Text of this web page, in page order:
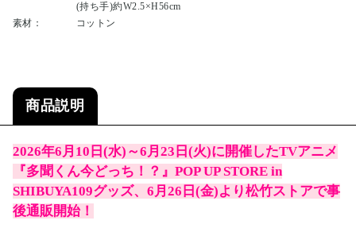
(持ち手)約W2.5×H56cm
素材：
コットン
商品説明
2026年6月10日(水)～6月23日(火)に開催したTVアニメ
『多聞くん今どっち！？』POP UP STORE in
SHIBUYA109グッズ、6月26日(金)より松竹ストアで事
後通販開始！